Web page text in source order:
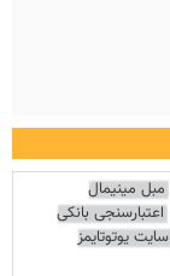
مبل مینیمال
اعتبارسنجی بانکی
سایت یوتوتایمز